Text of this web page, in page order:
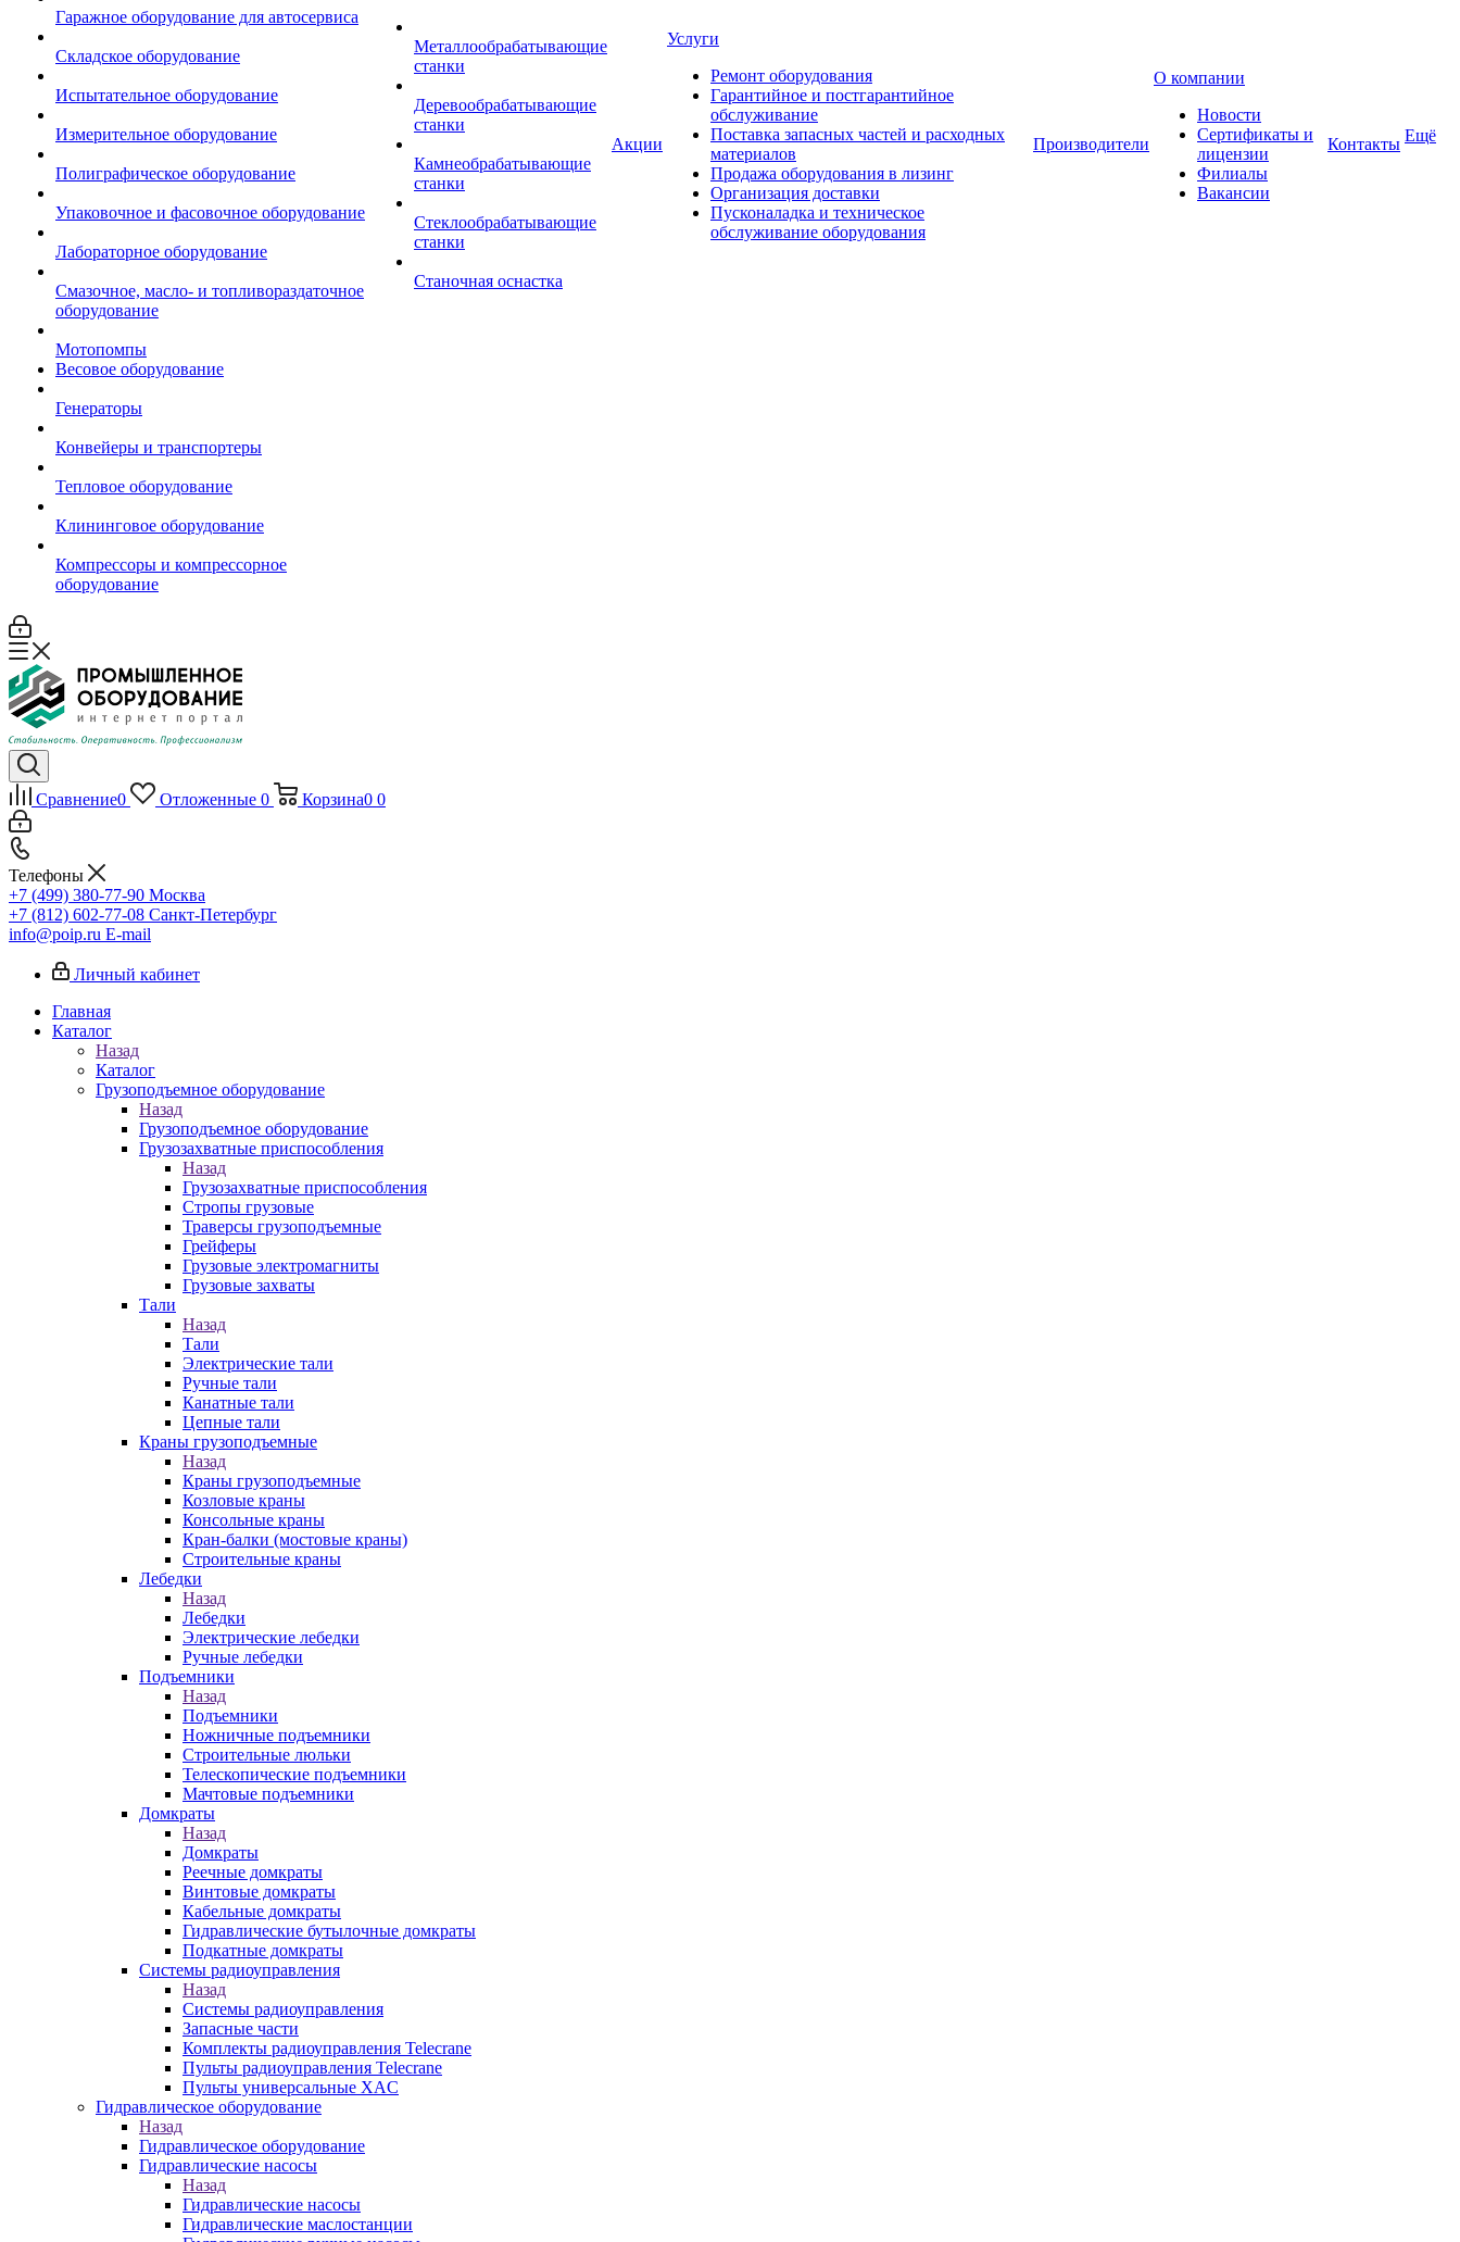
Гаражное оборудование для автосервиса
Складское оборудование
Испытательное оборудование
Измерительное оборудование
Полиграфическое оборудование
Упаковочное и фасовочное оборудование
Лабораторное оборудование
Смазочное, масло- и топливораздаточное
оборудование
Мотопомпы
Весовое оборудование
Генераторы
Конвейеры и транспортеры
Тепловое оборудование
Клининговое оборудование
Компрессоры и компрессорное
оборудование
Металлообрабатывающие
станки
Деревообрабатывающие
станки
Камнеобрабатывающие
станки
Стеклообрабатывающие
станки
Станочная оснастка
Акции
Услуги
Ремонт оборудования
Гарантийное и постгарантийное
обслуживание
Поставка запасных частей и расходных
материалов
Продажа оборудования в лизинг
Организация доставки
Пусконаладка и техническое
обслуживание оборудования
Производители
О компании
Новости
Сертификаты и
лицензии
Филиалы
Вакансии
Контакты Ещё
Сравнение0 Отложенные 0 Корзина0 0
Телефоны
+7 (499) 380-77-90 Москва
+7 (812) 602-77-08 Санкт-Петербург
info@poip.ru E-mail
Личный кабинет
Главная
Каталог
Назад
Каталог
Грузоподъемное оборудование
Назад
Грузоподъемное оборудование
Грузозахватные приспособления
Назад
Грузозахватные приспособления
Стропы грузовые
Траверсы грузоподъемные
Грейферы
Грузовые электромагниты
Грузовые захваты
Тали
Назад
Тали
Электрические тали
Ручные тали
Канатные тали
Цепные тали
Краны грузоподъемные
Назад
Краны грузоподъемные
Козловые краны
Консольные краны
Кран-балки (мостовые краны)
Строительные краны
Лебедки
Назад
Лебедки
Электрические лебедки
Ручные лебедки
Подъемники
Назад
Подъемники
Ножничные подъемники
Строительные люльки
Телескопические подъемники
Мачтовые подъемники
Домкраты
Назад
Домкраты
Реечные домкраты
Винтовые домкраты
Кабельные домкраты
Гидравлические бутылочные домкраты
Подкатные домкраты
Системы радиоуправления
Назад
Системы радиоуправления
Запасные части
Комплекты радиоуправления Telecrane
Пульты радиоуправления Telecrane
Пульты универсальные XAC
Гидравлическое оборудование
Назад
Гидравлическое оборудование
Гидравлические насосы
Назад
Гидравлические насосы
Гидравлические маслостанции